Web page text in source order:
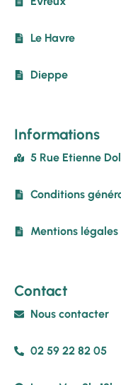
Le Havre
Dieppe
Informations
5 Rue Etienne
Conditions
Mentions légales
Contact
Nous contacter
02 59 22 82 05